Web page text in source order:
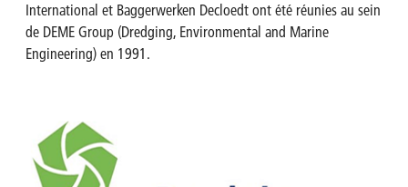
International et Baggerwerken Decloedt ont été réunies au sein
de DEME Group (Dredging, Environmental and Marine
Engineering) en 1991.